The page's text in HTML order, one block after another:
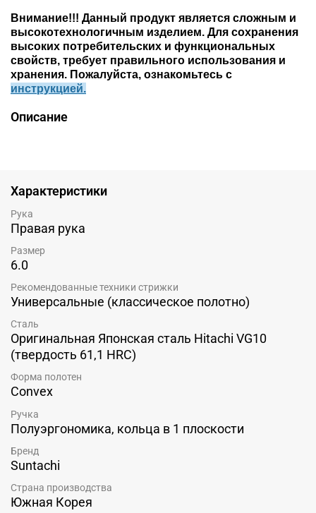
Внимание!!! Данный продукт является сложным и
высокотехнологичным изделием. Для сохранения
высоких потребительских и функциональных
свойств, требует правильного использования и
хранения. Пожалуйста, ознакомьтесь c
инструкцией.
Описание
Характеристики
Рука
Правая рука
Размер
6.0
Рекомендованные техники стрижки
Универсальные (классическое полотно)
Сталь
Оригинальная Японская сталь Hitachi VG10
(твердость 61,1 HRC)
Форма полотен
Convex
Ручка
Полуэргономика, кольца в 1 плоскости
Бренд
Suntachi
Страна производства
Южная Корея